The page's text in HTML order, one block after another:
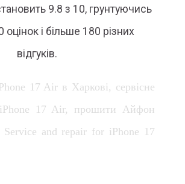
9.8 з 10, грунтуючись
і більше 180 різних
відгуків.
17 Air в Харкові, сервісне
iPhone 17 Air, прошити Айфон
Service and repair for iPhone 17